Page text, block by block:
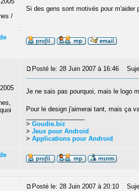
/
Si des gens sont motivés pour m'aider
Posté le: 28 Juin 2007 à 16:46
Je ne sais pas pourquoi, mais le logo
Pour le design j'aimerai tant, mais ça
> Goudie.biz
> Jeux pour Android
> Applications pour Android
Posté le: 28 Juin 2007 à 20:10